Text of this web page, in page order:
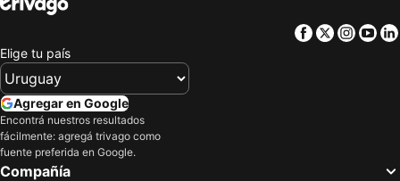
Facebook
Twitter
Elige tu país
Agregar en Google
Encontrá nuestros resultados
fácilmente: agregá trivago como
fuente preferida en Google.
Compañía